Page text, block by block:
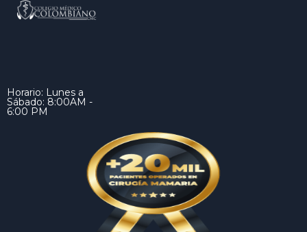
Horario: Lunes a
Sábado: 8:00AM -
6:00 PM